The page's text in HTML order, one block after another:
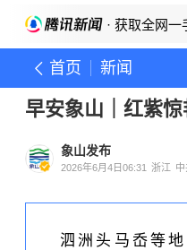
· 获取全网一
首页 新闻
早安象山｜红紫
象山发布
2026年6月4日06:31 浙江
泗洲头马岙等